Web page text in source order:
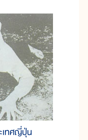
เทศญี่ปุ่น